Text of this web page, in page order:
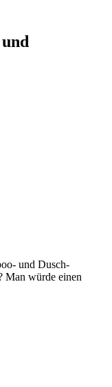
und Dusch-
Man würde einen